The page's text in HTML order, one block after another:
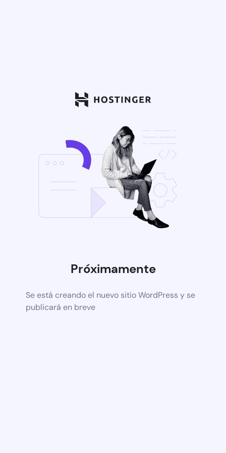
Próximamente
Se está creando el nuevo sitio WordPress y se
publicará en breve